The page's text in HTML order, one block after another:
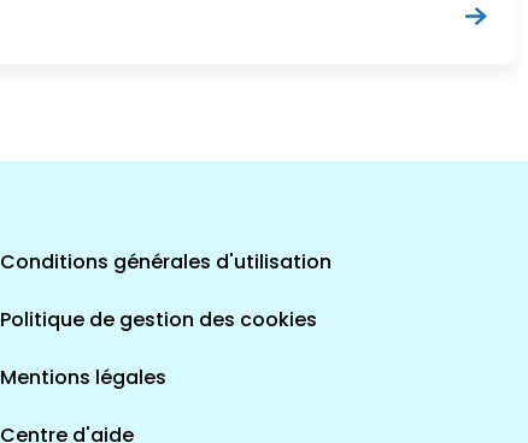
Conditions générales d'utilisation
Politique de gestion des cookies
Mentions légales
Centre d'aide